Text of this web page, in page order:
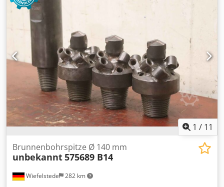
1 / 11
Wiefelstede 282 km
Brunnenbohrspitze Ø 140 mm
unbekannt575689 B14